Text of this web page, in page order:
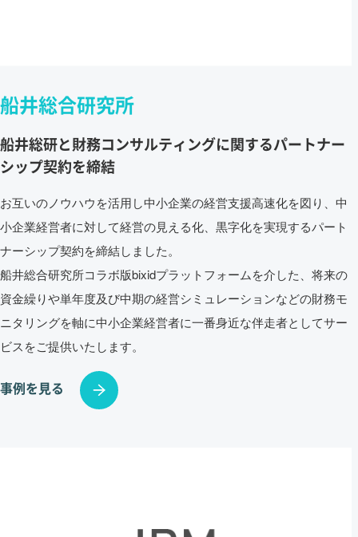
船井総合研究所
船井総研と財務コンサルティングに関するパートナー
シップ契約を締結
お互いのノウハウを活用し中小企業の経営支援高速化を図り、中
小企業経営者に対して経営の見える化、黒字化を実現するパート
ナーシップ契約を締結しました。
船井総合研究所コラボ版bixidプラットフォームを介した、将来の
資金繰りや単年度及び中期の経営シミュレーションなどの財務モ
ニタリングを軸に中小企業経営者に一番身近な伴走者としてサー
ビスをご提供いたします。
事例を見る